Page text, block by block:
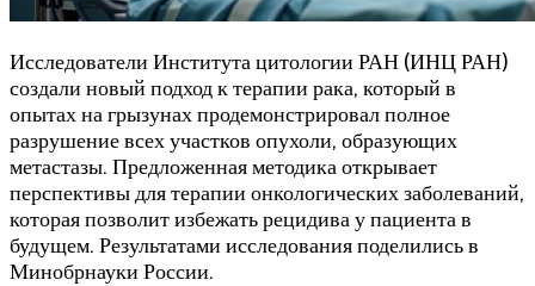
Исследователи Института цитологии РАН (ИНЦ РАН)
создали новый подход к терапии рака, который в
опытах на грызунах продемонстрировал полное
разрушение всех участков опухоли, образующих
метастазы. Предложенная методика открывает
перспективы для терапии онкологических заболеваний,
которая позволит избежать рецидива у пациента в
будущем. Результатами исследования поделились в
Минобрнауки России.